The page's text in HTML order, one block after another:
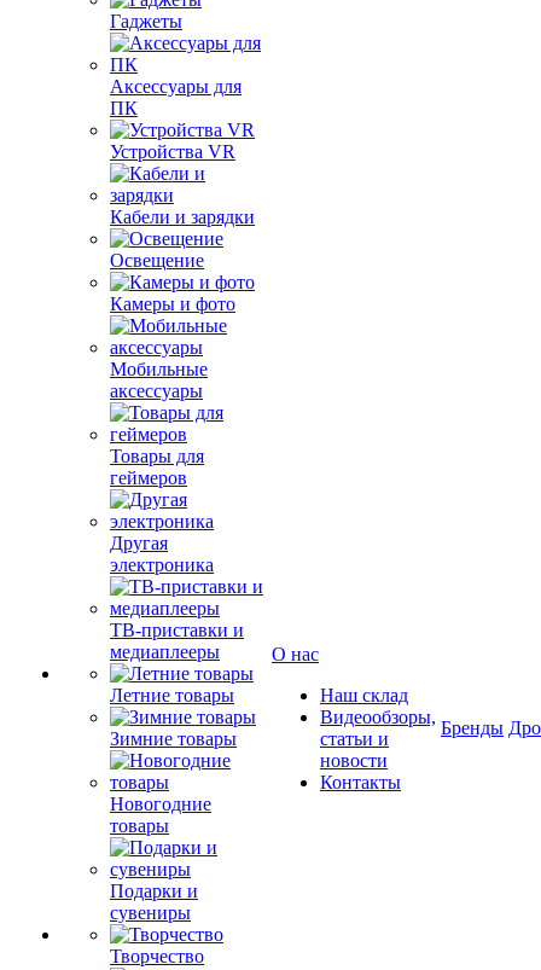
Гаджеты
Аксессуары для
ПК
Устройства VR
Кабели и зарядки
Освещение
Камеры и фото
Мобильные
аксессуары
Товары для
геймеров
Другая
электроника
ТВ-приставки и
медиаплееры
Летние товары
Зимние товары
Новогодние
товары
Подарки и
сувениры
Творчество
О нас
Наш склад
Видеообзоры,
статьи и
новости
Контакты
Бренды